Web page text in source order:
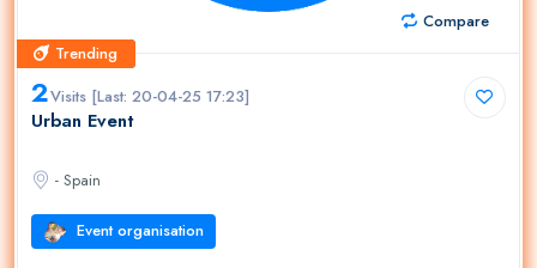
Compare
Trending
Trending
2Visits [Last: 20-04-25 17:23]
Urban Event
- Spain
Event organisation